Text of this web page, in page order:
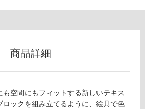
商品詳細
空間にもフィットする新しいテキス
ロックを組み立てるように、絵具で色